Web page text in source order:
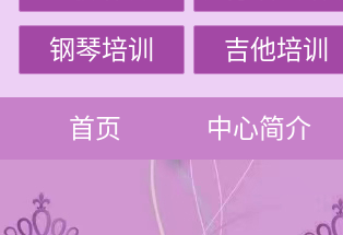
钢琴培训 吉他培训
首页 中心简介